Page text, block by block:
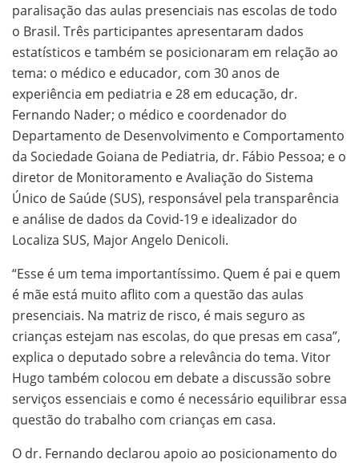
paralisação das aulas presenciais nas escolas de todo
o Brasil. Três participantes apresentaram dados
estatísticos e também se posicionaram em relação ao
tema: o médico e educador, com 30 anos de
experiência em pediatria e 28 em educação, dr.
Fernando Nader; o médico e coordenador do
Departamento de Desenvolvimento e Comportamento
da Sociedade Goiana de Pediatria, dr. Fábio Pessoa; e o
diretor de Monitoramento e Avaliação do Sistema
Único de Saúde (SUS), responsável pela transparência
e análise de dados da Covid-19 e idealizador do
Localiza SUS, Major Angelo Denicoli.
“Esse é um tema importantíssimo. Quem é pai e quem
é mãe está muito aflito com a questão das aulas
presenciais. Na matriz de risco, é mais seguro as
crianças estejam nas escolas, do que presas em casa”,
explica o deputado sobre a relevância do tema. Vitor
Hugo também colocou em debate a discussão sobre
serviços essenciais e como é necessário equilibrar essa
questão do trabalho com crianças em casa.
O dr. Fernando declarou apoio ao posicionamento do